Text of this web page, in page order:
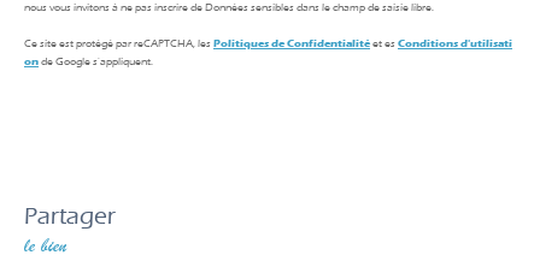
nous vous invitons à ne pas inscrire de Données sensibles dans le champ de saisie libre.
Ce site est protégé par reCAPTCHA, les Politiques de Confidentialité et es Conditions d'utilisati
on de Google s'appliquent.
partager
le bien